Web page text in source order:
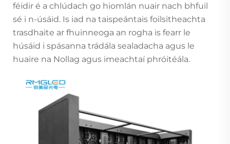
féidir é a chlúdach go hiomlán nuair nach bhfuil
sé i n-úsáid. Is iad na taispeántais foilsitheachta
trasdhaite ar fhuinneoga an rogha is fearr le
húsáid i spásanna trádála sealadacha agus le
huaire na Nollag agus imeachtaí phróitéála.